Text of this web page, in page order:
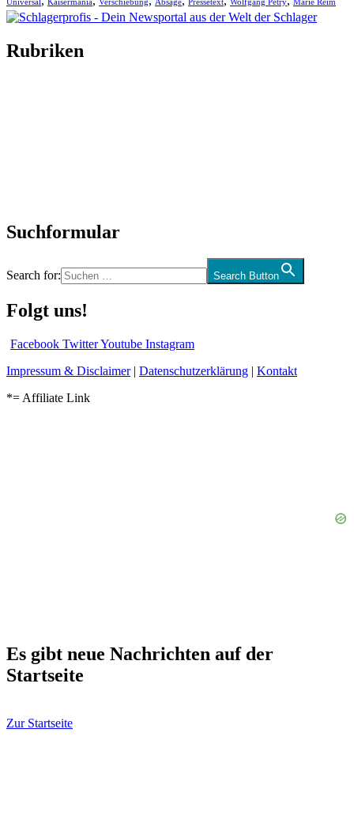
Absage Pressetext Wolfgang Petry Marie Reim
Rubriken
Suchformular
Search for: Search Button
Folgt uns!
Facebook TwitterYoutube Instagram
Impressum & Disclaimer| Datenschutzerklärung | Kontakt
*= Affiliate Link
Es gibt neue Nachrichten auf der
Startseite
Zur Startseite